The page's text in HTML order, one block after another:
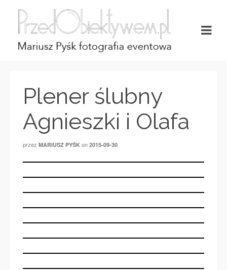
Plener ślubny
Agnieszki i Olafa
przez MARIUSZ PYŚK on 2015-09-30